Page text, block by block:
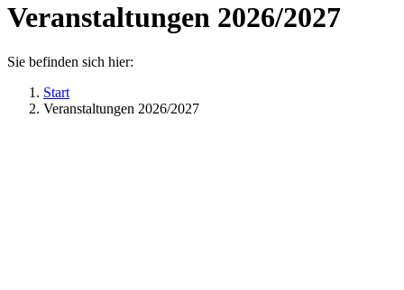
Veranstaltungen 2026/2027
Sie befinden sich hier:
Start
Veranstaltungen 2026/2027